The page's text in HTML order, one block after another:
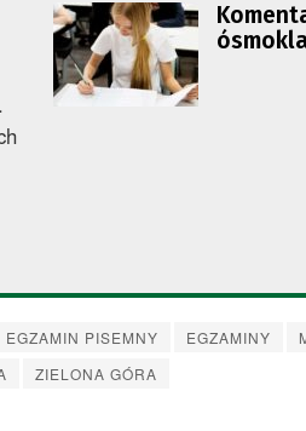
EGZAMIN PISEMNY EGZAMINY
ZIELONA GÓRA